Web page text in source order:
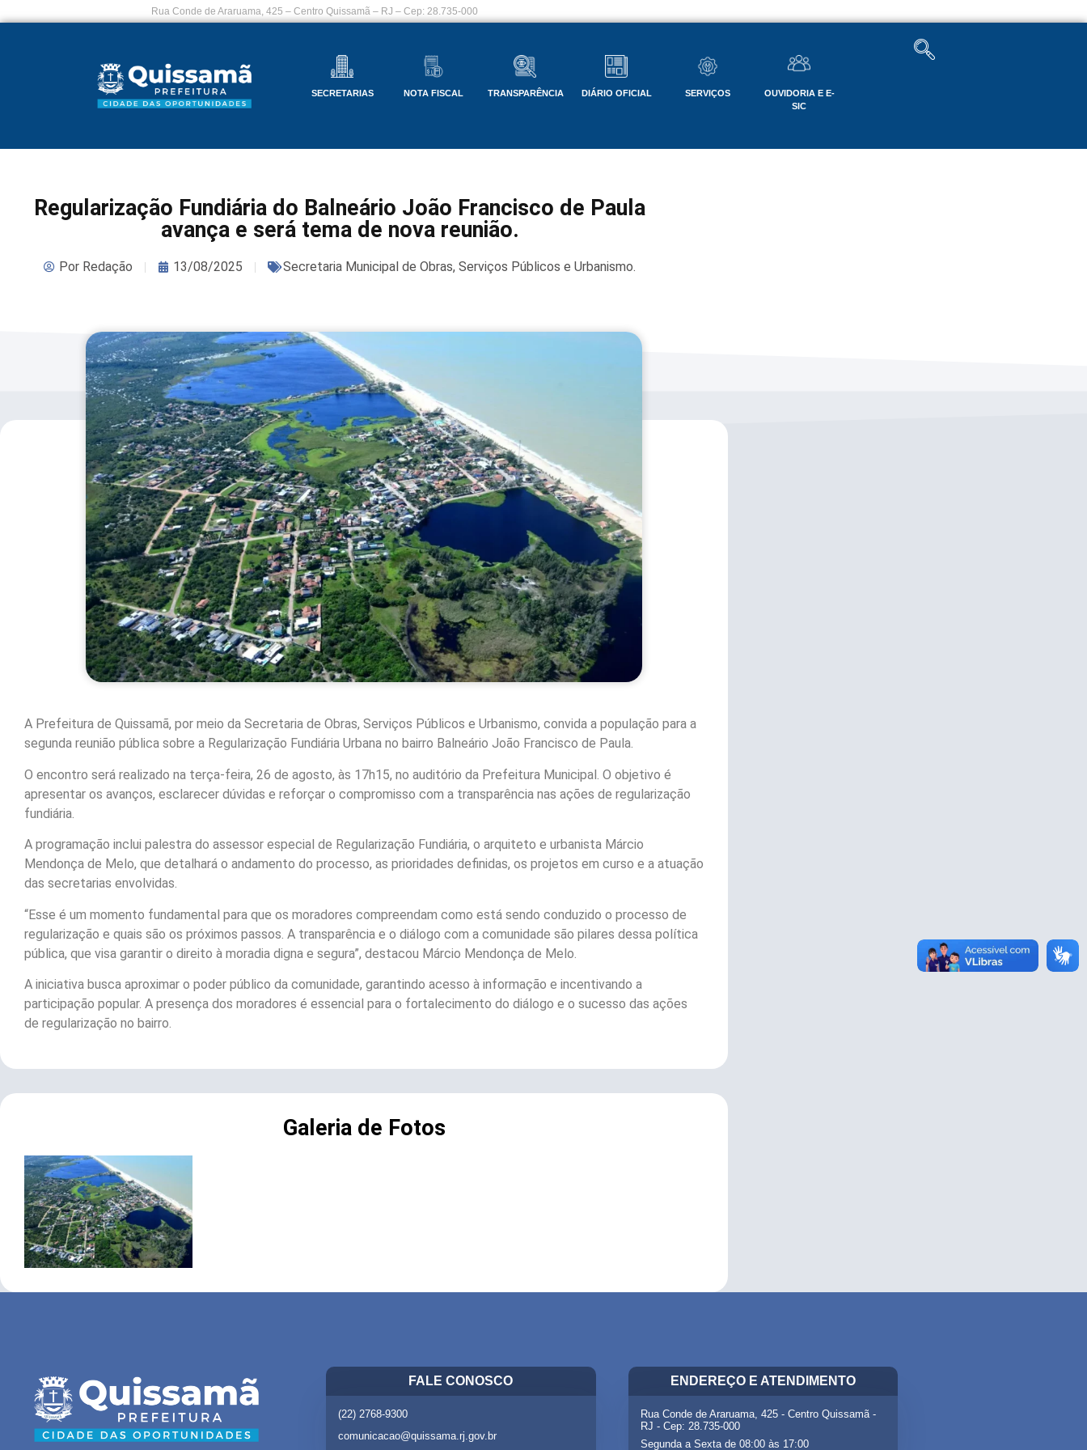
Rua Conde de Araruama, 425 – Centro Quissamã – RJ – Cep: 28.735-000
SECRETARIAS NOTA FISCAL TRANSPARÊNCIA DIÁRIO OFICIAL SERVIÇOS
OUVIDORIA E E-
SIC
Regularização Fundiária do Balneário João Francisco de Paula
avança e será tema de nova reunião.
Por Redação 13/08/2025 Secretaria Municipal de Obras, Serviços Públicos e Urbanismo.
A Prefeitura de Quissamã, por meio da Secretaria de Obras, Serviços Públicos e Urbanismo, convida a população para a
segunda reunião pública sobre a Regularização Fundiária Urbana no bairro Balneário João Francisco de Paula.
O encontro será realizado na terça-feira, 26 de agosto, às 17h15, no auditório da Prefeitura Municipal. O objetivo é
apresentar os avanços, esclarecer dúvidas e reforçar o compromisso com a transparência nas ações de regularização
fundiária.
A programação inclui palestra do assessor especial de Regularização Fundiária, o arquiteto e urbanista Márcio
Mendonça de Melo, que detalhará o andamento do processo, as prioridades definidas, os projetos em curso e a atuação
das secretarias envolvidas.
“Esse é um momento fundamental para que os moradores compreendam como está sendo conduzido o processo de
regularização e quais são os próximos passos. A transparência e o diálogo com a comunidade são pilares dessa política
pública, que visa garantir o direito à moradia digna e segura”, destacou Márcio Mendonça de Melo.
A iniciativa busca aproximar o poder público da comunidade, garantindo acesso à informação e incentivando a
participação popular. A presença dos moradores é essencial para o fortalecimento do diálogo e o sucesso das ações
de regularização no bairro.
Galeria de Fotos
FALE CONOSCO
(22) 2768-9300
comunicacao@quissama.rj.gov.br
ENDEREÇO E ATENDIMENTO
Rua Conde de Araruama, 425 - Centro Quissamã -
RJ - Cep: 28.735-000
Segunda a Sexta de 08:00 às 17:00